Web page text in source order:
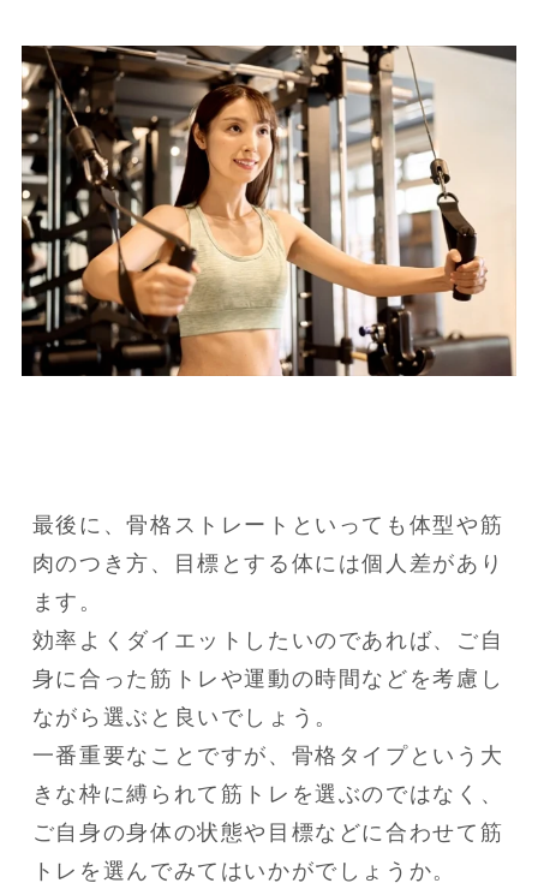
最後に、骨格ストレートといっても体型や筋
肉のつき方、目標とする体には個人差があり
ます。
効率よくダイエットしたいのであれば、ご自
身に合った筋トレや運動の時間などを考慮し
ながら選ぶと良いでしょう。
一番重要なことですが、骨格タイプという大
きな枠に縛られて筋トレを選ぶのではなく、
ご自身の身体の状態や目標などに合わせて筋
トレを選んでみてはいかがでしょうか。